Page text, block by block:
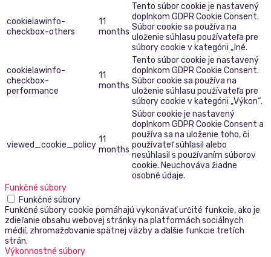
cookielawinfo-
checkbox-others
11
months
Tento súbor cookie je nastavený
doplnkom GDPR Cookie Consent.
Súbor cookie sa používa na
uloženie súhlasu používateľa pre
súbory cookie v kategórii „Iné.
cookielawinfo-
checkbox-
performance
11
months
Tento súbor cookie je nastavený
doplnkom GDPR Cookie Consent.
Súbor cookie sa používa na
uloženie súhlasu používateľa pre
súbory cookie v kategórii „Výkon“.
viewed_cookie_policy
11
months
Súbor cookie je nastavený
doplnkom GDPR Cookie Consent a
používa sa na uloženie toho, či
používateľ súhlasil alebo
nesúhlasil s používaním súborov
cookie. Neuchováva žiadne
osobné údaje.
Funkčné súbory
Funkčné súbory
Funkčné súbory cookie pomáhajú vykonávať určité funkcie, ako je
zdieľanie obsahu webovej stránky na platformách sociálnych
médií, zhromažďovanie spätnej väzby a ďalšie funkcie tretích
strán.
Výkonnostné súbory